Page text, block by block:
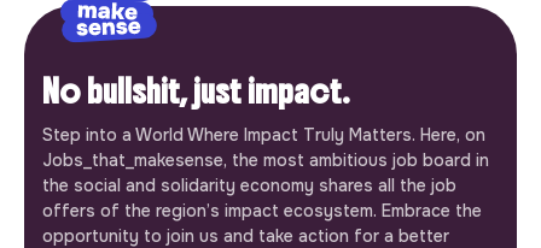
No bullshit, just impact.
Step into a World Where Impact Truly Matters. Here, on
Jobs_that_makesense, the most ambitious job board in
the social and solidarity economy shares all the job
offers of the region’s impact ecosystem. Embrace the
opportunity to join us and take action for a better